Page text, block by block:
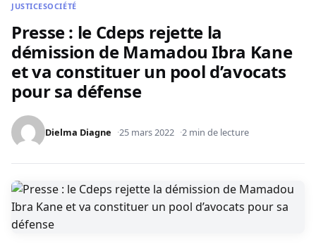
JUSTICESOCIÉTÉ
Presse : le Cdeps rejette la
démission de Mamadou Ibra Kane
et va constituer un pool d’avocats
pour sa défense
Dielma Diagne 25 mars 2022 2 min de lecture